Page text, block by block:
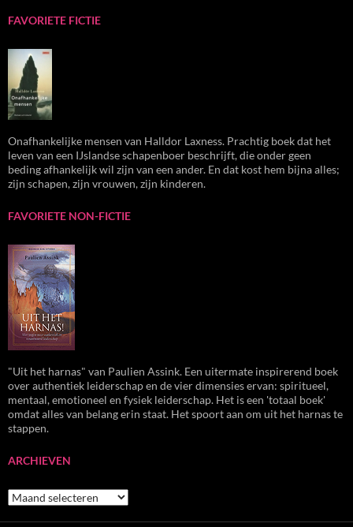
FAVORIETE FICTIE
Onafhankelijke mensen van Halldor Laxness. Prachtig boek dat het
leven van een IJslandse schapenboer beschrijft, die onder geen
beding afhankelijk wil zijn van een ander. En dat kost hem bijna alles;
zijn schapen, zijn vrouwen, zijn kinderen.
FAVORIETE NON-FICTIE
"Uit het harnas" van Paulien Assink. Een uitermate inspirerend boek
over authentiek leiderschap en de vier dimensies ervan: spiritueel,
mentaal, emotioneel en fysiek leiderschap. Het is een 'totaal boek'
omdat alles van belang erin staat. Het spoort aan om uit het harnas te
stappen.
ARCHIEVEN
Archieven